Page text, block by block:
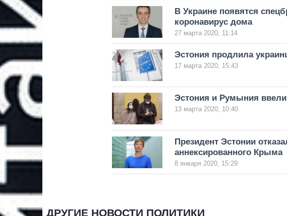
В Украине появятся
коронавирус дома
27 марта 2020, 11:14
Эстония продлила
17 марта 2020, 15:43
Эстония и Румыния ввели
13 марта 2020, 10:40
Президент Эстонии
аннексированного Крыма
8 января 2020, 15:29
ДРУГИЕ НОВОСТИ ПОЛИТИКИ